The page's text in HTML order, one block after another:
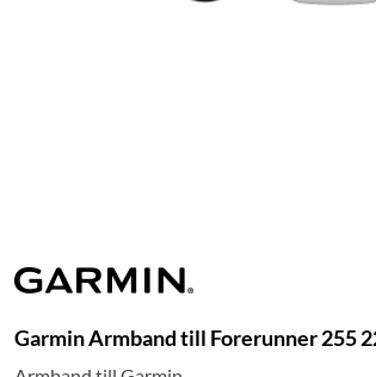
Garmin Armband till Forerunner 255